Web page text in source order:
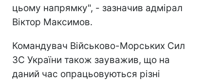
цьому напрямку", - зазначив адмірал
Віктор Максимов.
Командувач Військово-Морських Сил
ЗС України також зауважив, що на
даний час опрацьовуються різні